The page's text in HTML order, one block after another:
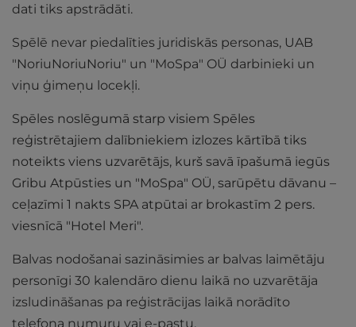
dati tiks apstrādāti.
Spēlē nevar piedalīties juridiskās personas, UAB
"NoriuNoriuNoriu" un "MoSpa" OÜ darbinieki un
viņu ģimeņu locekļi.
Spēles noslēgumā starp visiem Spēles
reģistrētajiem dalībniekiem izlozes kārtībā tiks
noteikts viens uzvarētājs, kurš savā īpašumā iegūs
Gribu Atpūsties un "MoSpa" OÜ, sarūpētu dāvanu –
ceļazīmi 1 nakts SPA atpūtai ar brokastīm 2 pers.
viesnīcā "Hotel Meri".
Balvas nodošanai sazināsimies ar balvas laimētāju
personīgi 30 kalendāro dienu laikā no uzvarētāja
izsludināšanas pa reģistrācijas laikā norādīto
telefona numuru vai e-pastu.